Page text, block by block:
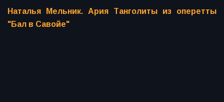
Наталья Мельник. Ария Танголиты из оперетты
"Бал в Савойе"